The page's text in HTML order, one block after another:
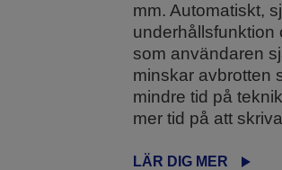
mm. Automatiskt,
underhållsfunktion
som användaren
minskar avbrotten
mindre tid på
mer tid på att
LÄR DIG MER